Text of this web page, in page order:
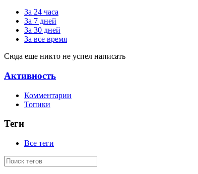
За 24 часа
За 7 дней
За 30 дней
За все время
Сюда еще никто не успел написать
Активность
Комментарии
Топики
Теги
Все теги